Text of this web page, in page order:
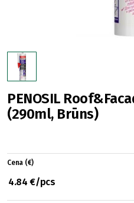
PENOSIL
(290ml, Brūns)
Cena (€)
4.84 €/pcs